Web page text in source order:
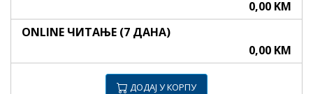
0,00 KM
ONLINE ЧИТАЊЕ (7 ДАНА)
0,00 KM
ДОДАЈ У КОРПУ